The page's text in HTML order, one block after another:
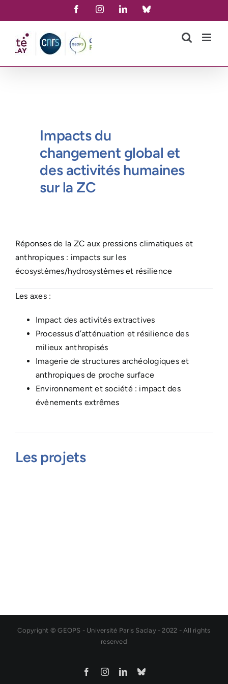
to
content
FacebookInstagramLinkedInBluesky
Impacts du
changement global et
des activités humaines
sur la ZC
Réponses de la ZC aux pressions climatiques et
anthropiques : impacts sur les
écosystèmes/hydrosystèmes et résilience
Les axes :
Impact des activités extractives
Processus d’atténuation et résilience des
milieux anthropisés
Imagerie de structures archéologiques et
anthropiques de proche surface
Environnement et société : impact des
évènements extrêmes
Les projets
Copyright © GEOPS - Université Paris Saclay - 2022 - All rights
reserved
FacebookInstagramLinkedInBluesky